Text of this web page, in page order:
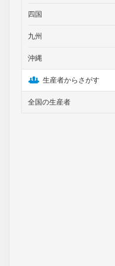
四国
九州
沖縄
生産者からさがす
全国の生産者